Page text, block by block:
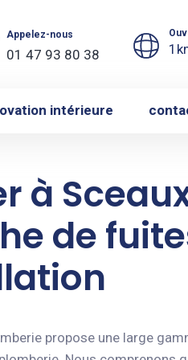
Appelez-nous
01 47 93 80 38
intérieure
à
de
propose une large